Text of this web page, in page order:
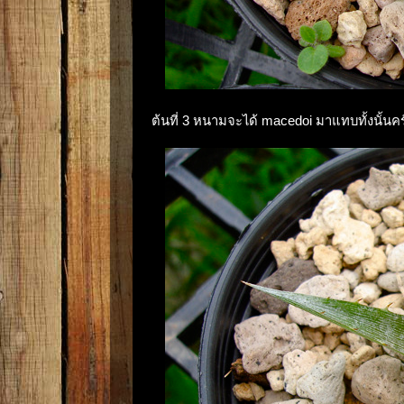
ต้นที่ 3 หนามจะได้ macedoi มาแทบทั้งนั้นค